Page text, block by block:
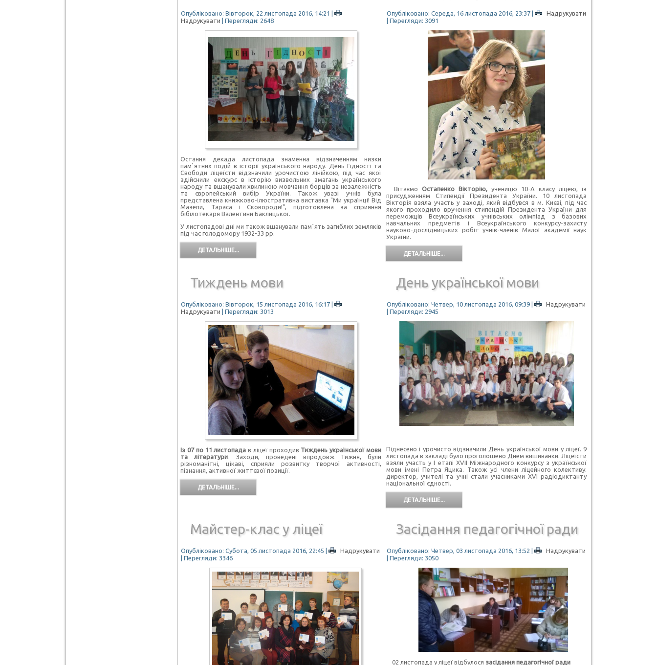
Опубліковано: Вівторок, 22 листопада 2016, 14:21
|
Надрукувати
| Перегляди: 2648
Остання декада листопада знаменна відзначенням низки
пам`ятних подій в історії українського народу. День Гідності та
Свободи ліцеїсти відзначили урочистою лінійкою, під час якої
здійснили екскурс в історію визвольних змагань українського
народу та вшанували хвилиною мовчання борців за незалежність
та європейський вибір України. Також увазі учнів була
представлена книжково-ілюстративна виставка "Ми українці! Від
Мазепи, Тараса і Сковороди!", підготовлена за сприяння
бібілотекаря Валентини Баклицької.
У листопадові дні ми також вшанували пам`ять загиблих земляків
під час голодомору 1932-33 рр.
ДЕТАЛЬНІШЕ...
Опубліковано: Середа, 16 листопада 2016, 23:37|
Надрукувати
| Перегляди: 3091
ВітаємоОстапенко Вікторію, ученицю 10-А класу ліцею, із
присудженням Стипендії Президента України. 10 листопада
Вікторія взяла участь у заході, який відбувся в м. Києві, під час
якого проходило вручення стипендій Президента України для
переможців Всеукраїнських учнівських олімпіад з базових
навчальних предметів і Всеукраїнського конкурсу-захисту
науково-дослідницьких робіт учнів-членів Малої академії наук
України.
ДЕТАЛЬНІШЕ...
Тиждень мови
Опубліковано: Вівторок, 15 листопада 2016, 16:17 |
Надрукувати
| Перегляди: 3013
Із07 по 11 листопадав ліцеї проходив Тиждень української мови
та літератури. Заходи, проведені впродовж Тижня, були
різноманітні, цікаві, сприяли розвитку творчої активності,
пізнання, активної життєвої позиції.
ДЕТАЛЬНІШЕ...
День української мови
Опубліковано: Четвер, 10 листопада 2016, 09:39|
Надрукувати
| Перегляди: 2945
Піднесено і урочисто відзначили День української мови у ліцеї. 9
листопада в закладі було проголошено Днем вишиванки. Ліцеїсти
взяли участь у І етапі XVII Міжнародного конкурсу з української
мови імені Петра Яцика. Також усі члени ліцейного колективу:
директор, учителі та учні стали учасниками XVI радіодиктанту
національної єдності.
ДЕТАЛЬНІШЕ...
Майстер-клас у ліцеї
Опубліковано: Субота, 05 листопада 2016, 22:45 |
Надрукувати
| Перегляди: 3346
Засідання педагогічної ради
Опубліковано: Четвер, 03 листопада 2016, 13:52
Надрукувати
| Перегляди: 3050
02 листопада у ліцеї відбулося засідання педагогічної ради